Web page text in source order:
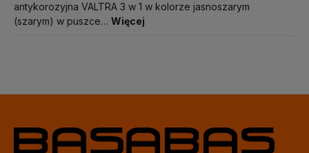
antykorozyjna VALTRA 3 w 1 w kolorze jasnoszarym
(szarym) w puszce… Więcej